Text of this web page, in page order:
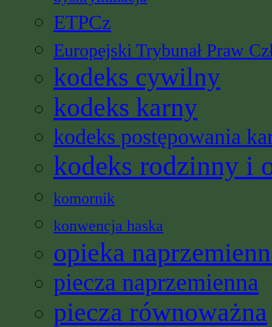
ETPCz
Europejski Trybunał Praw
kodeks cywilny
kodeks karny
kodeks postępowania
kodeks rodzinny i
komornik
konwencja haska
opieka
piecza naprzemienna
piecza równoważna